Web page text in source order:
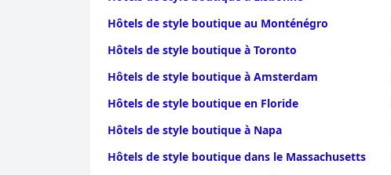
Hôtels de style boutique au Monténégro
Hôtels de style boutique à Toronto
Hôtels de style boutique à Amsterdam
Hôtels de style boutique en Floride
Hôtels de style boutique à Napa
Hôtels de style boutique dans le Massachusetts